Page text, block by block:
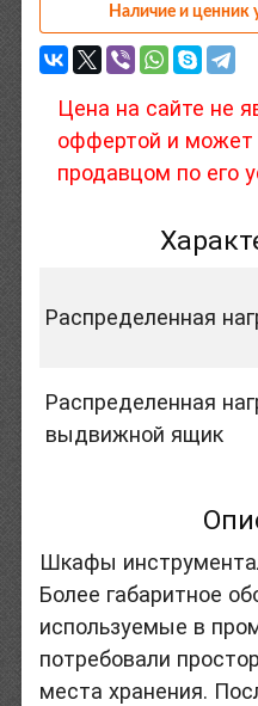
Наличие и ценник
Цена на сайте не
оффертой и может
продавцом по его
Распределенная
Распределенная
выдвижной ящик
Шкафы
Более габаритное
используемые в
потребовали
места хранения.